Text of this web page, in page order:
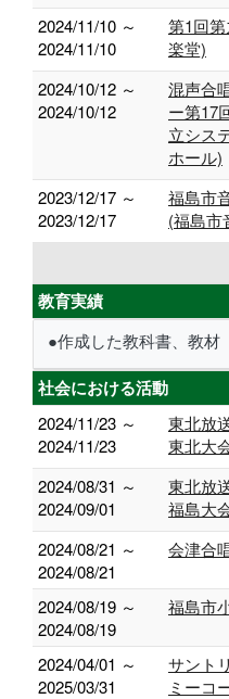
2024/11/10 ～
2024/11/10
第1回
楽堂)
2024/10/12 ～
2024/10/12
混声合
ー第17
立シス
ホール)
2023/12/17 ～
2023/12/17
福島市
(福島市
教育実績
●作成した教科書、教材
社会における活動
2024/11/23 ～
2024/11/23
東北放
東北大
2024/08/31 ～
2024/09/01
東北放
福島大
2024/08/21 ～
2024/08/21
会津合
2024/08/19 ～
2024/08/19
福島市
2024/04/01 ～
2025/03/31
サント
ミーコ